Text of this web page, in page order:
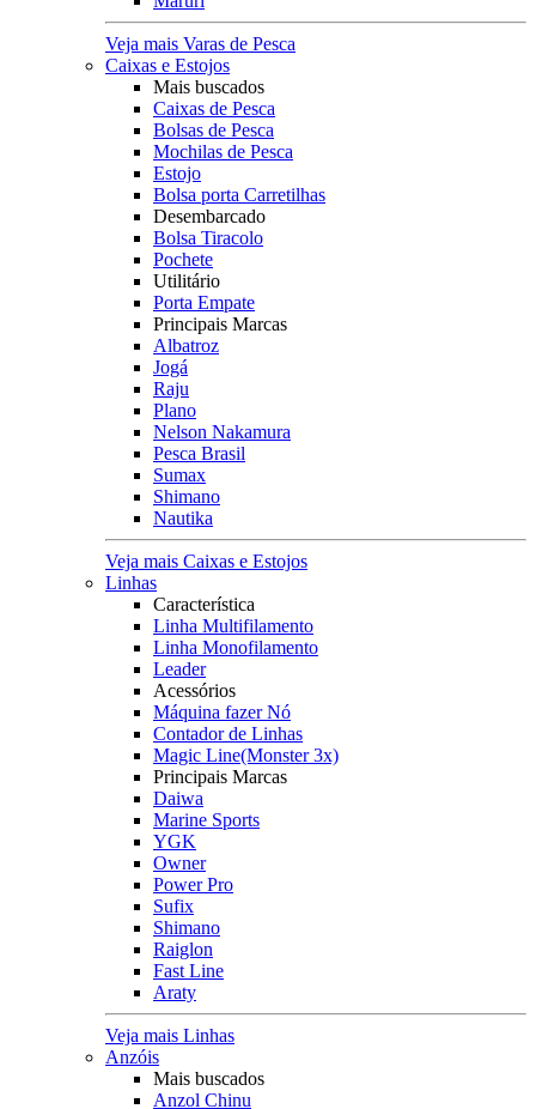
Veja mais Varas de Pesca
Caixas e Estojos
Mais buscados
Caixas de Pesca
Bolsas de Pesca
Mochilas de Pesca
Estojo
Bolsa porta Carretilhas
Desembarcado
Bolsa Tiracolo
Pochete
Utilitário
Porta Empate
Principais Marcas
Albatroz
Jogá
Raju
Plano
Nelson Nakamura
Pesca Brasil
Sumax
Shimano
Nautika
Veja mais Caixas e Estojos
Linhas
Característica
Linha Multifilamento
Linha Monofilamento
Leader
Acessórios
Máquina fazer Nó
Contador de Linhas
Magic Line(Monster 3x)
Principais Marcas
Daiwa
Marine Sports
YGK
Owner
Power Pro
Sufix
Shimano
Raiglon
Fast Line
Araty
Veja mais Linhas
Anzóis
Mais buscados
Anzol Chinu